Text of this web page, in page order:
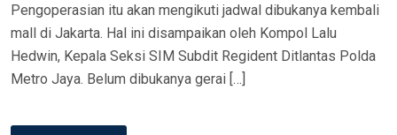
Pengoperasian itu akan mengikuti jadwal dibukanya kembali
mall di Jakarta. Hal ini disampaikan oleh Kompol Lalu
Hedwin, Kepala Seksi SIM Subdit Regident Ditlantas Polda
Metro Jaya. Belum dibukanya gerai […]